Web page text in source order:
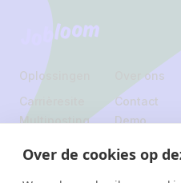
Over de cookies op
Jobloom
Oplossingen
Carrièresite
Multiposting
Over ons
Contact
Demo
Juridisch